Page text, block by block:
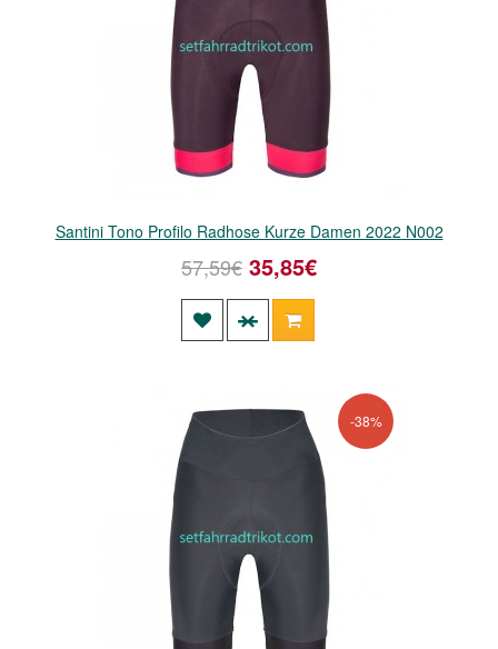
Santini Tono Profilo Radhose Kurze Damen 2022 N002
57,59€ 35,85€
-38%